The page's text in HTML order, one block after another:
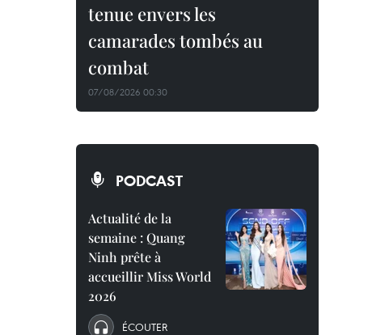
tenue envers les
camarades tombés au
combat
07/08/2026 00:30
PODCAST
Actualité de la
semaine : Quang
Ninh prête à
accueillir Miss World
2026
ÉCOUTER